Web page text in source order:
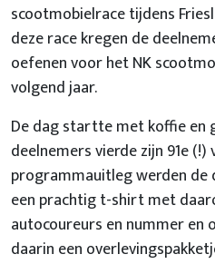
scootmobielrace tijdens
deze race kregen de
oefenen voor het NK
volgend jaar.
De dag startte met koffie en
deelnemers vierde zijn 91e
programmauitleg werden de
een prachtig t-shirt met
autocoureurs en nummer en
daarin een